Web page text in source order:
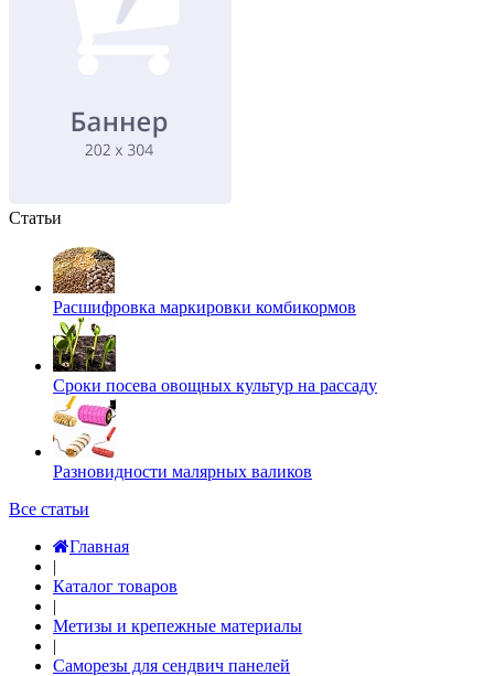
Статьи
Расшифровка маркировки комбикормов
Сроки посева овощных культур на рассаду
Разновидности малярных валиков
Все статьи
Главная
|
Каталог товаров
|
Метизы и крепежные материалы
|
Саморезы для сендвич панелей